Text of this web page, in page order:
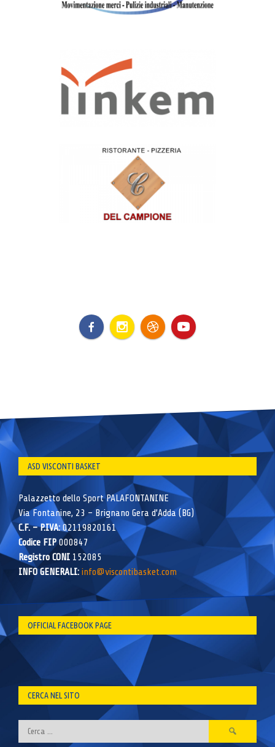
ASD VISCONTI BASKET
Palazzetto dello Sport PALAFONTANINE
Via Fontanine, 23 – Brignano Gera d’Adda (BG)
C.F. – P.IVA:02119820161
Codice FIP000847
Registro CONI 152085
INFO GENERALI: info@viscontibasket.com
OFFICIAL FACEBOOK PAGE
CERCA NEL SITO
Ricerca
per: